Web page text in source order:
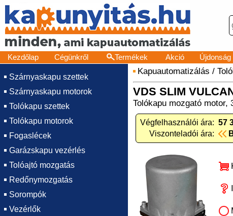
Kezdőlap Cégünkről Termékek Akció Újdonság
Szárnyaskapu szettek
Szárnyaskapu motorok
Tolókapu szettek
Tolókapu motorok
Fogaslécek
Garázskapu vezérlés
Tolóajtó mozgatás
Redőnymozgatás
Sorompók
Vezérlők
Kapuautomatizálás /
VDS SLIM
Tolókapu mozgató
Végfelhasználói ára: 57
Viszonteladói ára: